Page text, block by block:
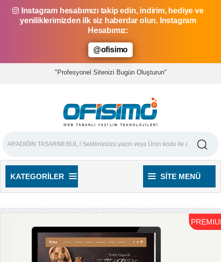
Instagram hesabımızı takip edin, indirim, hediye ve
yeniliklerimizden ilk siz haberdar olun. Instagram
Hesabımız:
@ofisimo
"Profesyonel Sitenizi Bugün Oluşturun"
KATEGORILER SITE MENÜ